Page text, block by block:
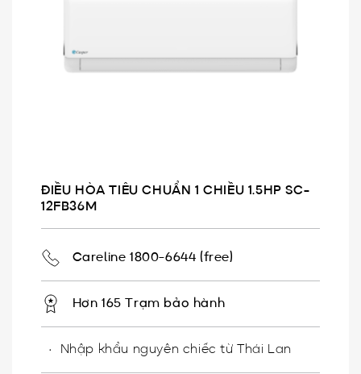
ĐIỀU HÒA TIÊU CHUẨN 1 CHIỀU 1.5HP SC-
12FB36M
Careline 1800-6644 (free)
Hơn 165 Trạm bảo hành
Nhập khẩu nguyên chiếc từ Thái Lan